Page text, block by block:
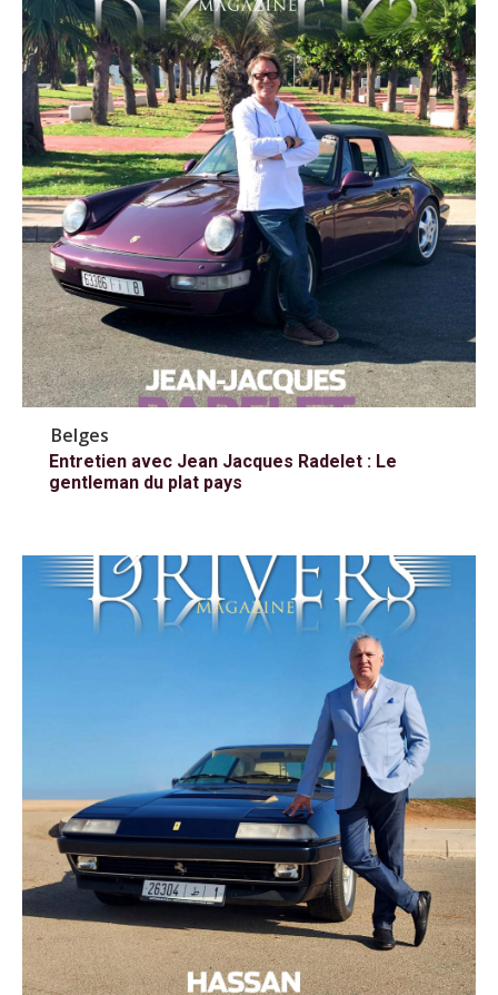
Belges
Entretien avec Jean Jacques Radelet : Le
gentleman du plat pays